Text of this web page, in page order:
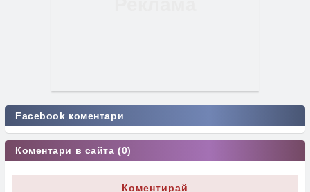
Facebook коментари
Коментари в сайта (0)
Коментирай